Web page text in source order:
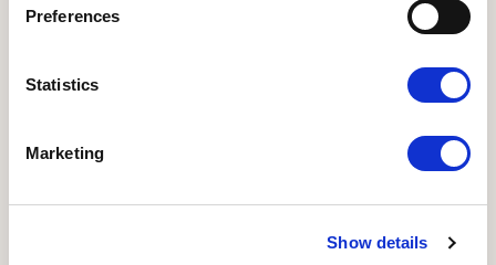
Preferences
Statistics
Marketing
Show details
Økomaddag 2026 - Toftegaard Økologi
Økomaddagen er et samarbejde mellem Toftegaard